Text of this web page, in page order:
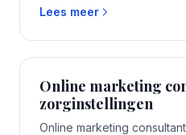
Lees meer
Online marketing
zorginstellingen
Online marketing